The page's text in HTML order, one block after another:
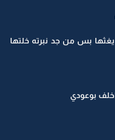
بس من جد نبرته خلتها
بوعودي